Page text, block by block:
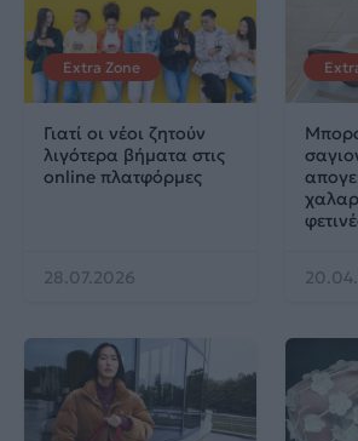
Extra Zone
Γιατί οι νέοι ζητούν
λιγότερα βήματα στις
online πλατφόρμες
28.07.2026